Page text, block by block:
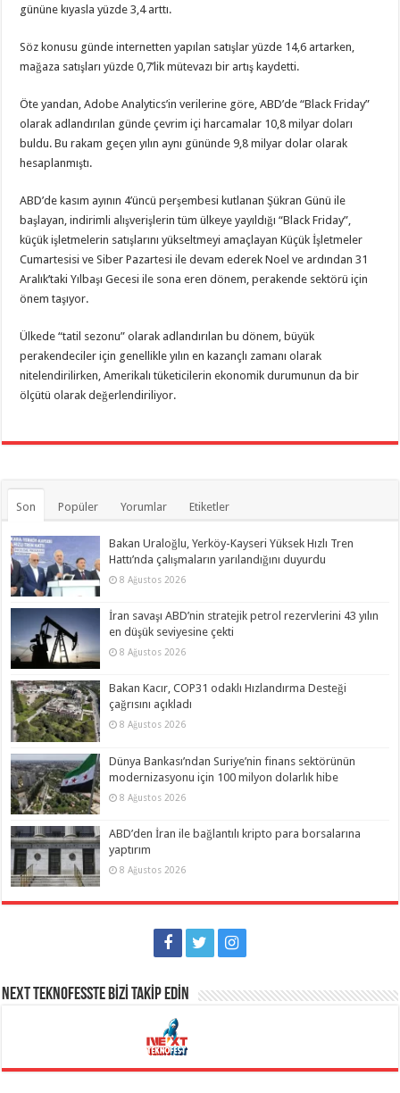
gününe kıyasla yüzde 3,4 arttı.
Söz konusu günde internetten yapılan satışlar yüzde 14,6 artarken,
mağaza satışları yüzde 0,7’lik mütevazı bir artış kaydetti.
Öte yandan, Adobe Analytics’in verilerine göre, ABD’de “Black Friday”
olarak adlandırılan günde çevrim içi harcamalar 10,8 milyar doları
buldu. Bu rakam geçen yılın aynı gününde 9,8 milyar dolar olarak
hesaplanmıştı.
ABD’de kasım ayının 4’üncü perşembesi kutlanan Şükran Günü ile
başlayan, indirimli alışverişlerin tüm ülkeye yayıldığı “Black Friday”,
küçük işletmelerin satışlarını yükseltmeyi amaçlayan Küçük İşletmeler
Cumartesisi ve Siber Pazartesi ile devam ederek Noel ve ardından 31
Aralık’taki Yılbaşı Gecesi ile sona eren dönem, perakende sektörü için
önem taşıyor.
Ülkede “tatil sezonu” olarak adlandırılan bu dönem, büyük
perakendeciler için genellikle yılın en kazançlı zamanı olarak
nitelendirilirken, Amerikalı tüketicilerin ekonomik durumunun da bir
ölçütü olarak değerlendiriliyor.
Son Popüler Yorumlar Etiketler
Bakan Uraloğlu, Yerköy-Kayseri Yüksek Hızlı Tren
Hattı’nda çalışmaların yarılandığını duyurdu
8 Ağustos 2026
İran savaşı ABD’nin stratejik petrol rezervlerini 43 yılın
en düşük seviyesine çekti
8 Ağustos 2026
Bakan Kacır, COP31 odaklı Hızlandırma Desteği
çağrısını açıkladı
8 Ağustos 2026
Dünya Bankası’ndan Suriye’nin finans sektörünün
modernizasyonu için 100 milyon dolarlık hibe
8 Ağustos 2026
ABD’den İran ile bağlantılı kripto para borsalarına
yaptırım
8 Ağustos 2026
NEXT TEKNOFESSTE BİZİ TAKİP EDİN